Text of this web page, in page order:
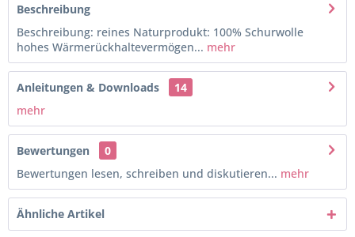
Beschreibung
Beschreibung: reines Naturprodukt: 100% Schurwolle
hohes Wärmerückhaltevermögen... mehr
Anleitungen & Downloads
14
mehr
Bewertungen
0
Bewertungen lesen, schreiben und diskutieren... mehr
Ähnliche Artikel